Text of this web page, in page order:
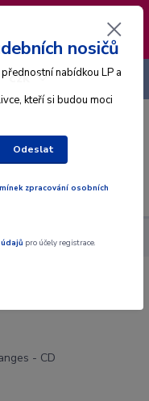
Datum
na pátek
Menu
CZK
- CD
- CD
nosičů
nabídkou LP a
kteří si budou moci
Odeslat
zpracování osobních
pro účely registrace.